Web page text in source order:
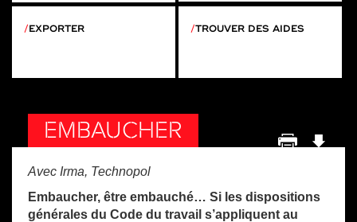
EXPORTER TROUVER DES AIDES
EMBAUCHER
Avec Irma, Technopol
Embaucher, être embauché… Si les dispositions
générales du Code du travail s’appliquent au